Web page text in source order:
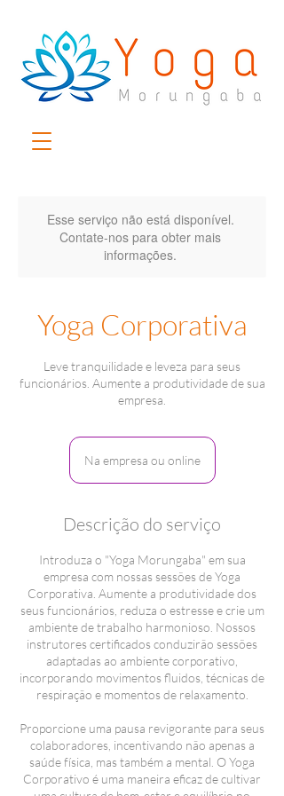
Esse serviço não está disponível.
Contate-nos para obter mais
informações.
Yoga Corporativa
Leve tranquilidade e leveza para seus
funcionários. Aumente a produtividade de sua
empresa.
Na empresa ou online
Descrição do serviço
Introduza o "Yoga Morungaba" em sua
empresa com nossas sessões de Yoga
Corporativa. Aumente a produtividade dos
seus funcionários, reduza o estresse e crie um
ambiente de trabalho harmonioso. Nossos
instrutores certificados conduzirão sessões
adaptadas ao ambiente corporativo,
incorporando movimentos fluidos, técnicas de
respiração e momentos de relaxamento.
Proporcione uma pausa revigorante para seus
colaboradores, incentivando não apenas a
saúde física, mas também a mental. O Yoga
Corporativo é uma maneira eficaz de cultivar